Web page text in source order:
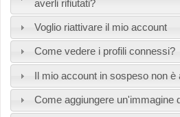
averli rifiutati?
Voglio riattivare il mio account
Come vedere i profili connessi?
Il mio account in sospeso non
Come aggiungere un'immagine